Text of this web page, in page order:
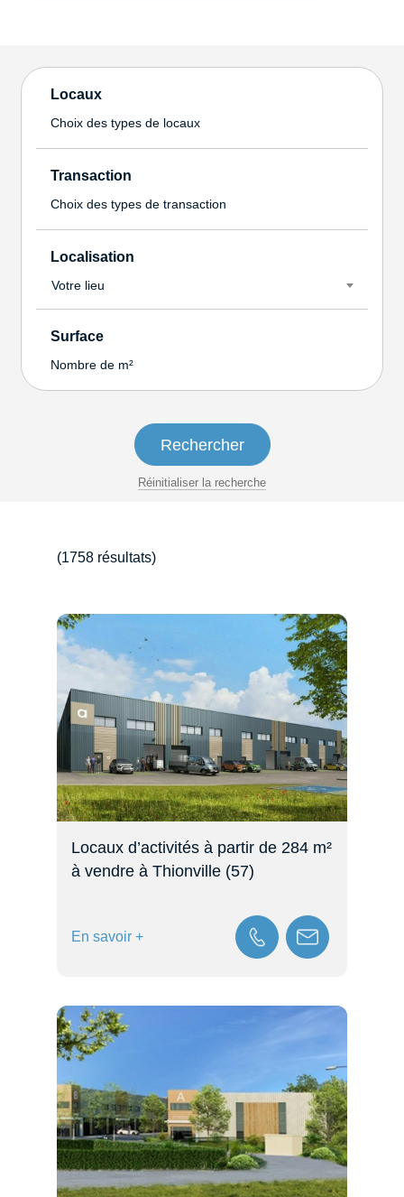
Locaux
Choix des types de locaux
Transaction
Choix des types de transaction
Localisation
Votre lieu
Surface
Nombre de m²
Réinitialiser la recherche
(1758 résultats)
Locaux d’activités à partir de 284 m²
à vendre à Thionville (57)
En savoir +